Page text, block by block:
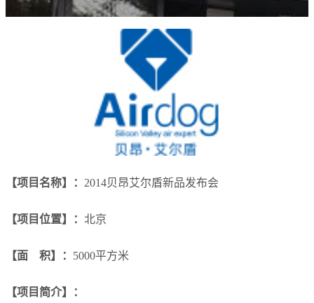
【项目名称】： 2014贝昂艾尔盾新品发布会
【项目位置】： 北京
【面 积】： 5000平方米
【项目简介】：